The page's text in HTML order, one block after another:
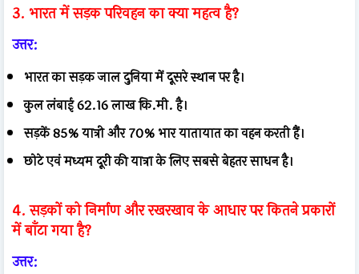
3. भारत में सड़क परिवहन का क्या महत्व है?
उत्तर:
भारत का सड़क जाल दुनिया में दूसरे स्थान पर है।
कुल लंबाई 62.16 लाख कि.मी. है।
सड़कें 85% यात्री और 70% भार यातायात का वहन करती हैं।
छोटे एवं मध्यम दूरी की यात्रा के लिए सबसे बेहतर साधन है।
4. सड़कों को निर्माण और रखरखाव के आधार पर कितने प्रकारों
में बाँटा गया है?
उत्तर: